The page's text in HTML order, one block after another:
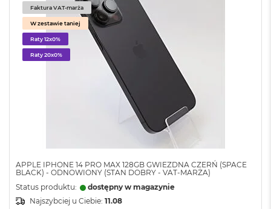
M
a
c
B
o
o
y
W
e
Faktura VAT-marża
W zestawie taniej
Raty 12x0%
Raty 20x0%
APPLE IPHONE 14 PRO MAX 128GB GWIEZDNA CZERŃ (SPACE
BLACK) - ODNOWIONY (STAN DOBRY - VAT-MARŻA)
Status produktu:
dostępny w magazynie
Najszybciej u Ciebie: 11.08